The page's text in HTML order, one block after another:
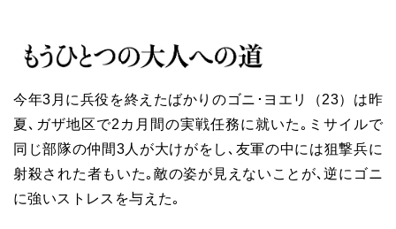
今年3月に兵役を終えたばかりのゴニ･ヨエリ（23）は昨
夏､ガザ地区で2カ月間の実戦任務に就いた｡ミサイルで
同じ部隊の仲間3人が大けがをし､友軍の中には狙撃兵に
射殺された者もいた｡敵の姿が見えないことが､逆にゴニ
に強いストレスを与えた｡